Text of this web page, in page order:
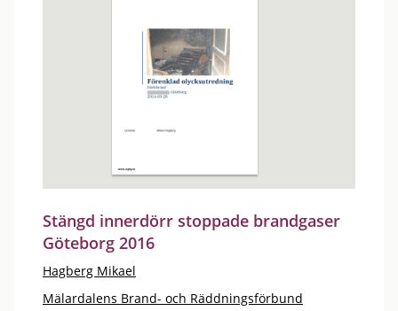
Stängd innerdörr stoppade brandgaser
Göteborg 2016
Hagberg Mikael
Mälardalens Brand- och Räddningsförbund